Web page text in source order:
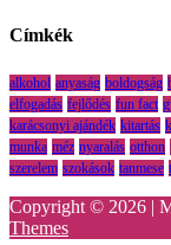
Címkék
alkohol anyaság boldogság
elfogadás fejlődés fun fact
karácsonyi ajándék kitartás
munka méz nyaralás otthon
szerelem szokások tanmese
Copyright © 2026 |
Themes